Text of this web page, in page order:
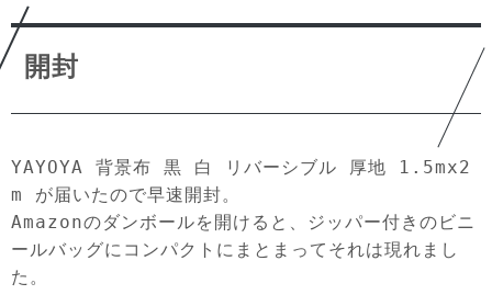
開封
YAYOYA 背景布 黒 白 リバーシブル 厚地 1.5mx2
m が届いたので早速開封。
Amazonのダンボールを開けると、ジッパー付きのビニ
ールバッグにコンパクトにまとまってそれは現れまし
た。